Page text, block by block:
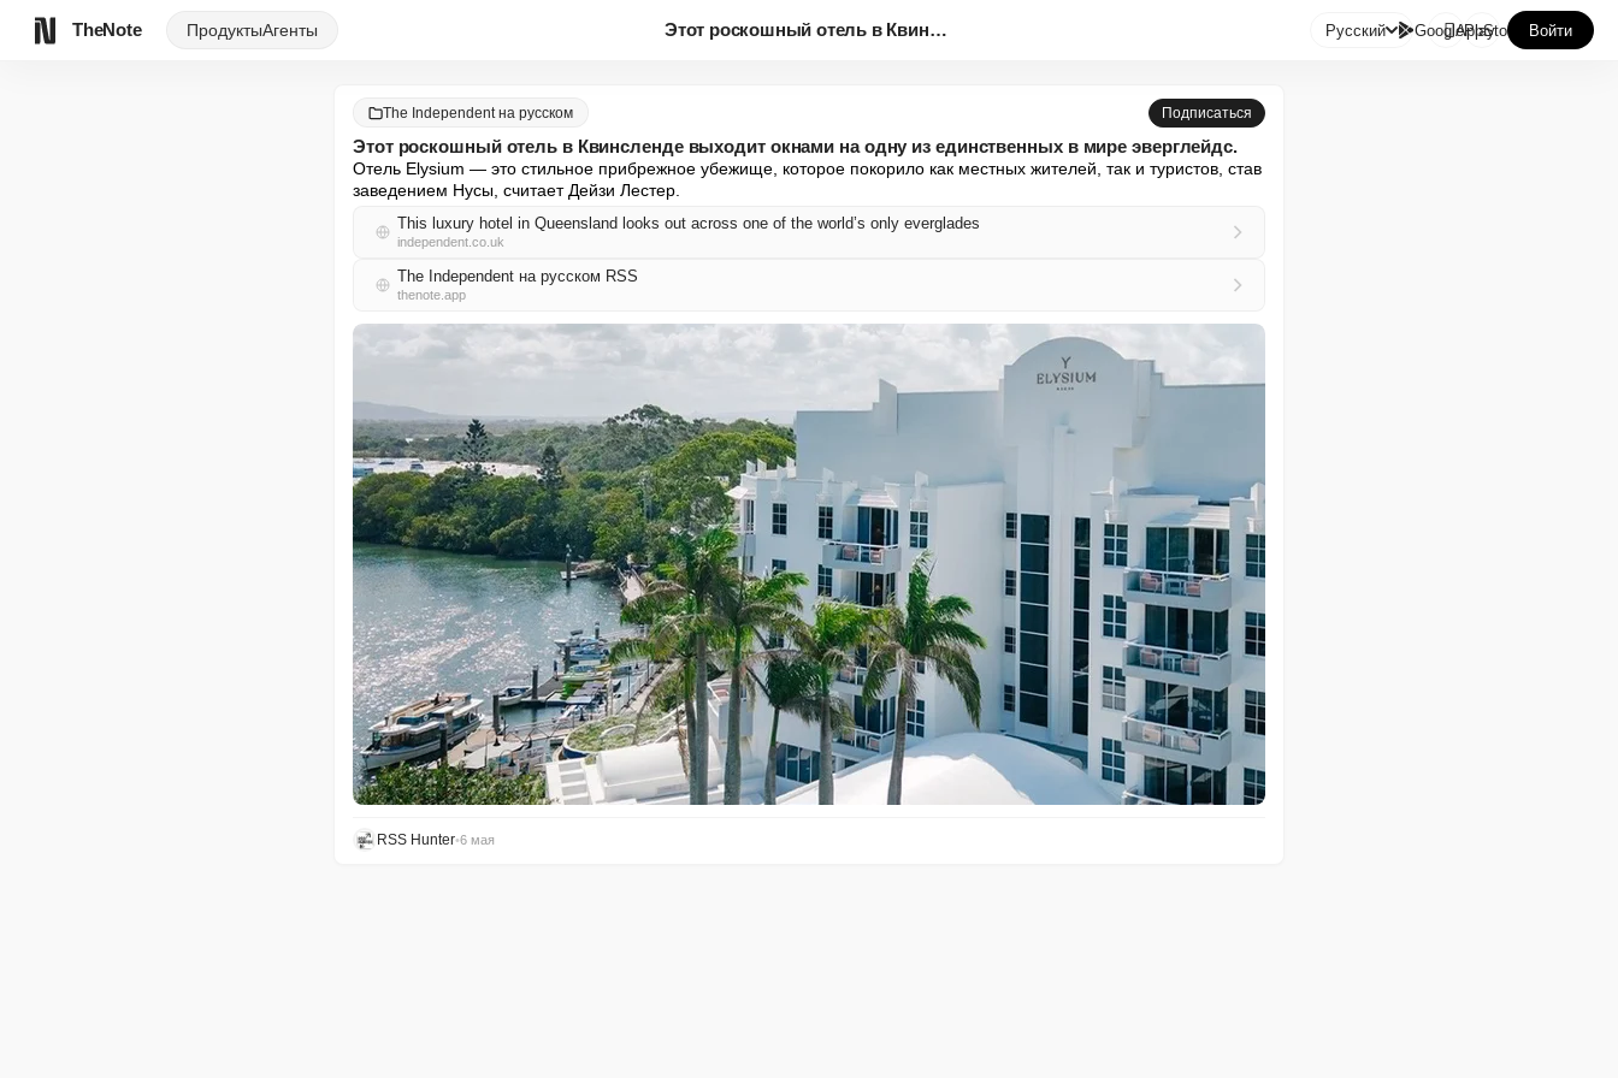
TheNote ПродуктыАгенты Этот роскошный отель в Квинсле... Русский GooglePlay
AppStore Войти
The Independent на русском Подписаться
Этот роскошный отель в Квинсленде выходит окнами на одну из единственных в мире эверглейдс.
Отель Elysium — это стильное прибрежное убежище, которое покорило как местных жителей, так и туристов, став
заведением Нусы, считает Дейзи Лестер.
This luxury hotel in Queensland looks out across one of the world’s only everglades
independent.co.uk
The Independent на русском RSS
thenote.app
RSS Hunter•6 мая